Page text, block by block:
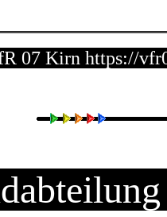
07 Kirn https://